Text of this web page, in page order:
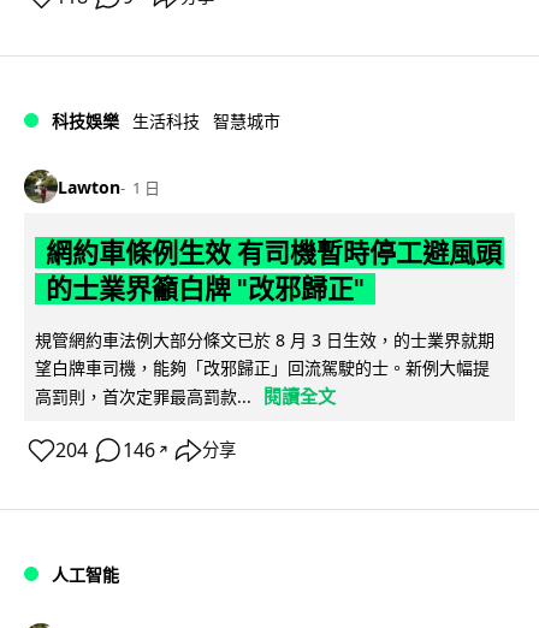
科技娛樂 生活科技 智慧城市
Lawton 1 日
網約車條例生效 有司機暫時停工避風頭
的士業界籲白牌 "改邪歸正"
規管網約車法例大部分條文已於 8 月 3 日生效，的士業界就期
望白牌車司機，能夠「改邪歸正」回流駕駛的士。新例大幅提
高罰則，首次定罪最高罰款...
閱讀全文
204 146 ↗ 分享
人工智能